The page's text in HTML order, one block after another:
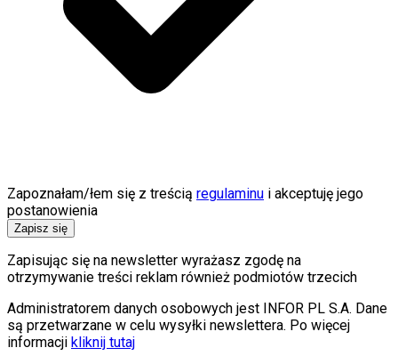
Zapoznałam/łem się z treścią regulaminu i akceptuję jego
postanowienia
Zapisz się
Zapisując się na newsletter wyrażasz zgodę na
otrzymywanie treści reklam również podmiotów trzecich
Administratorem danych osobowych jest INFOR PL S.A. Dane
są przetwarzane w celu wysyłki newslettera. Po więcej
informacji kliknij tutaj